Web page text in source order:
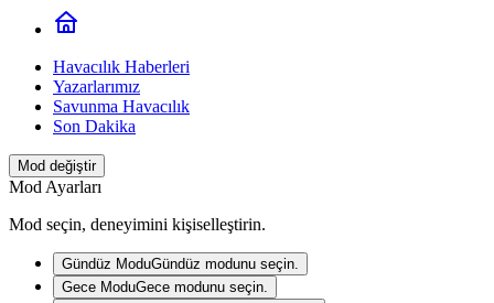
Havacılık Haberleri
Yazarlarımız
Savunma Havacılık
Son Dakika
Mod değiştir
Mod Ayarları
Mod seçin, deneyimini kişiselleştirin.
Gündüz ModuGündüz modunu seçin.
Gece ModuGece modunu seçin.